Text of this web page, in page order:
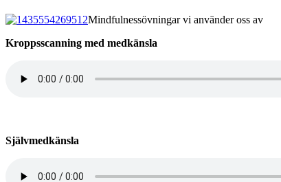
Mindfulnessövningar vi använder oss av
Kroppsscanning med medkänsla
Självmedkänsla